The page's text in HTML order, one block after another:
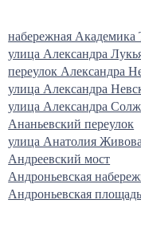
набережная Академика
улица Александра
переулок Александра
улица Александра
улица Александра
Ананьевский переулок
улица Анатолия Живова
Андреевский мост
Андроньевская
Андроньевская площадь